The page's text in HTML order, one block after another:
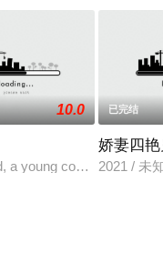
混血作家准备书写其母
10.0
a young couple, Violet
已完结
娇妻四
2021 / 未